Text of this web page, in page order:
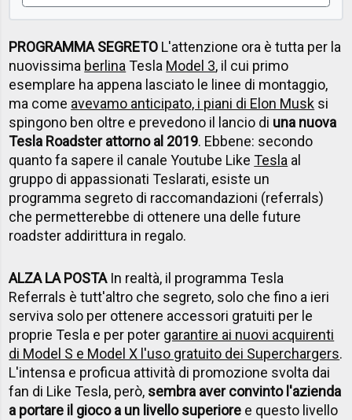
PROGRAMMA SEGRETO L'attenzione ora è tutta per la
nuovissima berlinaTesla Model 3, il cui primo
esemplare ha appena lasciato le linee di montaggio,
ma come avevamo anticipato, i piani di Elon Musk si
spingono ben oltre e prevedono il lancio di una nuova
Tesla Roadster attorno al 2019. Ebbene: secondo
quanto fa sapere il canale Youtube LikeTesla al
gruppo di appassionati Teslarati, esiste un
programma segreto di raccomandazioni (referrals)
che permetterebbe di ottenere una delle future
roadster addirittura in regalo.
ALZA LA POSTAIn realtà, il programma Tesla
Referrals è tutt'altro che segreto, solo che fino a ieri
serviva solo per ottenere accessori gratuiti per le
proprie Tesla e per poter garantire ai nuovi acquirenti
di Model S e Model X l'uso gratuito dei Superchargers.
L'intensa e proficua attività di promozione svolta dai
fan di Like Tesla, però, sembra aver convinto l'azienda
a portare il gioco a un livello superiore e questo livello